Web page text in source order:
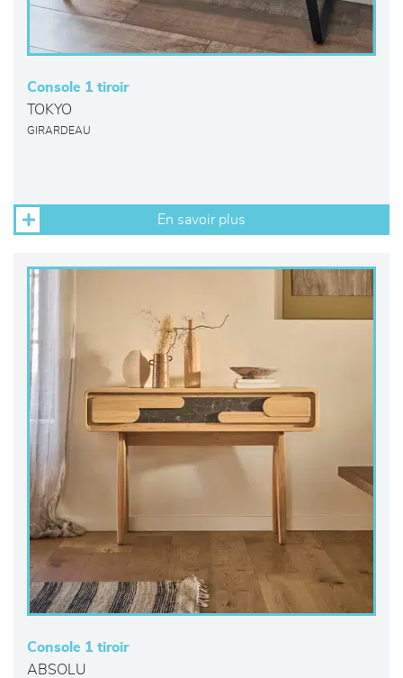
Console 1 tiroir
TOKYO
GIRARDEAU
En savoir plus
Console 1 tiroir
ABSOLU